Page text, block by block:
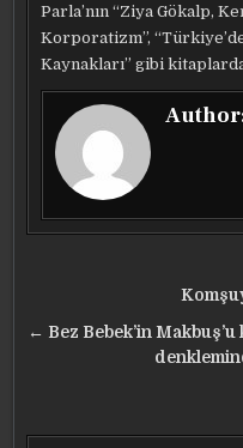
Parla’nın “Ziya Gökalp,
Korporatizm”,
Kaynakları” gibi
gezinmesi
← Bez Bebek’in